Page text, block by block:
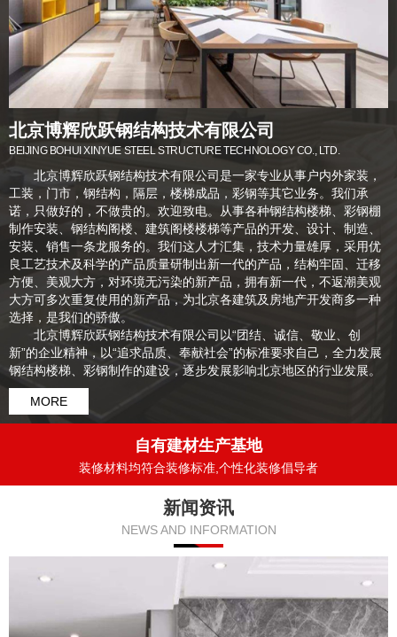
北京博辉欣跃钢结构技术有限公司
BEIJING BOHUI XINYUE STEEL STRUCTURE TECHNOLOGY CO., LTD.
北京博辉欣跃钢结构技术有限公司是一家专业从事户内外家装，
工装，门市，钢结构，隔层，楼梯成品，彩钢等其它业务。我们承
诺，只做好的，不做贵的。欢迎致电。从事各种钢结构楼梯、彩钢棚
制作安装、钢结构阁楼、建筑阁楼楼梯等产品的开发、设计、制造、
安装、销售一条龙服务的。我们这人才汇集，技术力量雄厚，采用优
良工艺技术及科学的产品质量研制出新一代的产品，结构牢固、迁移
方便、美观大方，对环境无污染的新产品，拥有新一代，不返潮美观
大方可多次重复使用的新产品，为北京各建筑及房地产开发商多一种
选择，是我们的骄傲。
北京博辉欣跃钢结构技术有限公司以“团结、诚信、敬业、创
新”的企业精神，以“追求品质、奉献社会”的标准要求自己，全力发展
钢结构楼梯、彩钢制作的建设，逐步发展影响北京地区的行业发展。
MORE
自有建材生产基地
装修材料均符合装修标准,个性化装修倡导者
新闻资讯
NEWS AND INFORMATION